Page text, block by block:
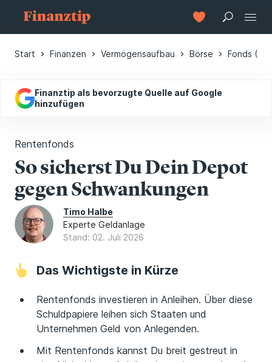
Start Finanzen Vermögensaufbau Börse Fonds
Finanztip als bevorzugte Quelle auf Google
hinzufügen
Rentenfonds
So sicherst Du Dein Depot
gegen Schwankungen
Timo Halbe
Experte Geldanlage
Stand: 02. Juli 2026
Das Wichtigste in Kürze
Rentenfonds investieren in Anleihen. Über diese
Schuldpapiere leihen sich Staaten und
Unternehmen Geld von Anlegenden.
Mit Rentenfonds kannst Du breit gestreut in